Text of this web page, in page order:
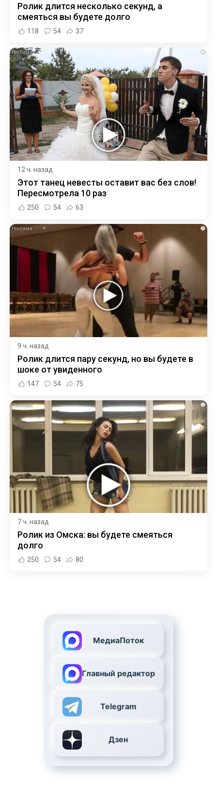
Ролик длится несколько секунд, а
смеяться вы будете долго
118 54 37
i
12 ч. назад
Этот танец невесты оставит вас без слов!
Пересмотрела 10 раз
250 54 63
i
9 ч. назад
Ролик длится пару секунд, но вы будете в
шоке от увиденного
147 54 75
i
7 ч. назад
Ролик из Омска: вы будете смеяться
долго
250 54 80
МедиаПоток
Главный редактор
Telegram
Дзен